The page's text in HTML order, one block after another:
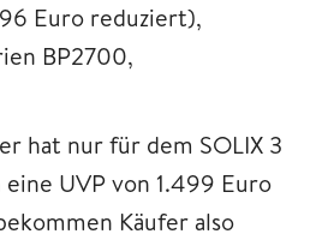
Euro reduziert),
BP2700,
hat nur für dem SOLIX 3
UVP von 1.499 Euro
Käufer also